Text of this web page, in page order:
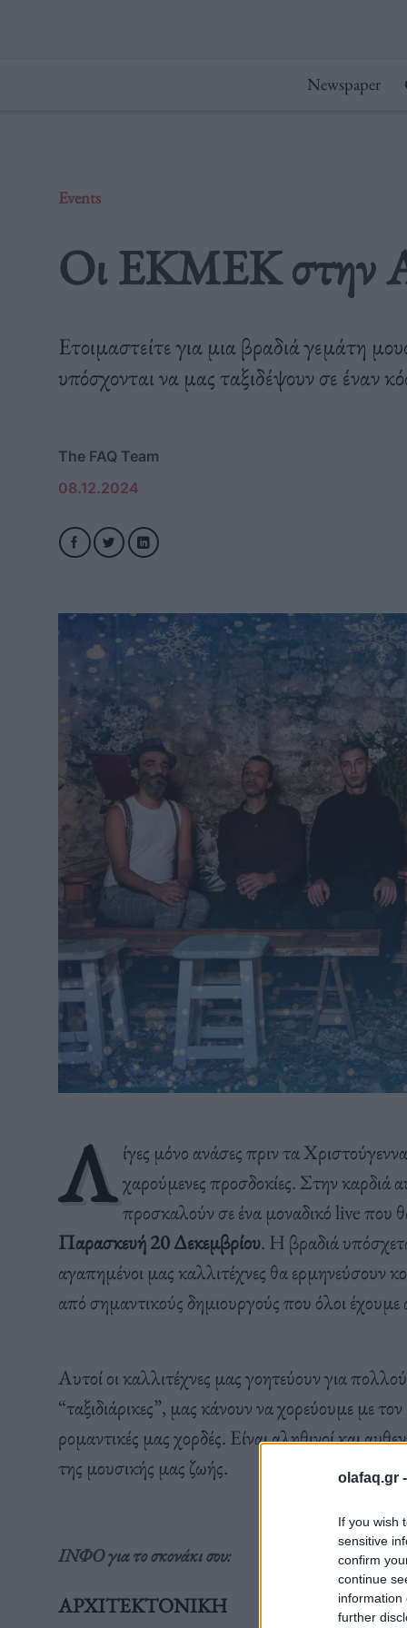
olafaq.gr -
If you wish
sensitive
confirm
continue
information
further
Newspaper
Events
Οι ΕΚΜΕΚ στην
Ετοιμαστείτε για μια βραδιά γεμάτη
υπόσχονται να μας ταξιδέψουν σε έναν
The FAQ Team
08.12.2024
Λ ίγες μόνο ανάσες πριν τα
χαρούμενες προσδοκίες. Στην
προσκαλούν σε ένα μοναδικό live που
Παρασκευή 20 Δεκεμβρίου. Η βραδιά
αγαπημένοι μας καλλιτέχνες θα ερμηνεύσουν
από σημαντικούς δημιουργούς που όλοι
Αυτοί οι καλλιτέχνες μας γοητεύουν για
“ταξιδιάρικες”, μας κάνουν να χορεύουμε με
ρομαντικές μας χορδές. Είναι αληθινοί και
της μουσικής μας ζωής.
INΦΟ για το σκονάκι σου:
ΑΡΧΙΤΕΚΤΟΝΙΚΗ